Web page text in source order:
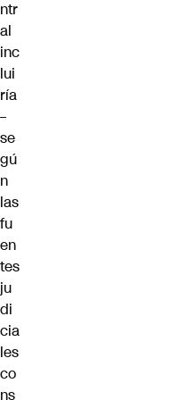
ntr
al
inc
lui
ría
–
se
gú
n
las
fu
en
tes
ju
di
cia
les
co
ns